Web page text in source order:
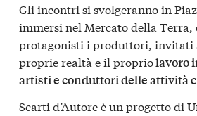
Gli incontri si svolgeranno in
immersi nel Mercato della Terra,
protagonisti i produttori, invitati
proprie realtà e il propriolavoro
artisti e conduttori delle attività
Scarti d’Autore è un progetto di